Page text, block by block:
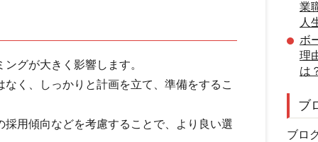
グが大きく影響します。
く、しっかりと計画を立て、準備をするこ
用傾向などを考慮することで、より良い選
業
人
ボ
理
は
ブ
ブロ